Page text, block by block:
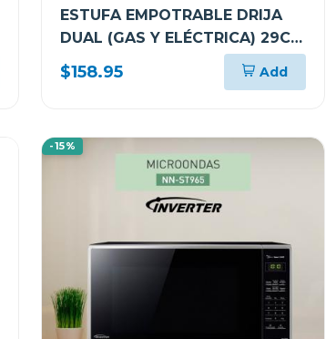
ESTUFA EMPOTRABLE DRIJA
DUAL (GAS Y ELÉCTRICA) 29CM
VITROCERÁMICA SICILIA30
$158.95 Add
-15%